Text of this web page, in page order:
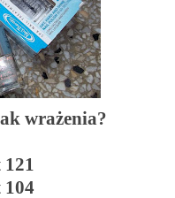
wrażenia?
104